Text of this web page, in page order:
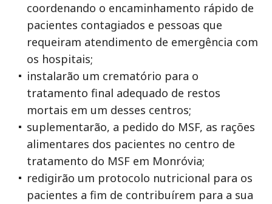
coordenando o encaminhamento rápido de
pacientes contagiados e pessoas que
requeiram atendimento de emergência com
os hospitais;
instalarão um crematório para o
tratamento final adequado de restos
mortais em um desses centros;
suplementarão, a pedido do MSF, as rações
alimentares dos pacientes no centro de
tratamento do MSF em Monróvia;
redigirão um protocolo nutricional para os
pacientes a fim de contribuírem para a sua